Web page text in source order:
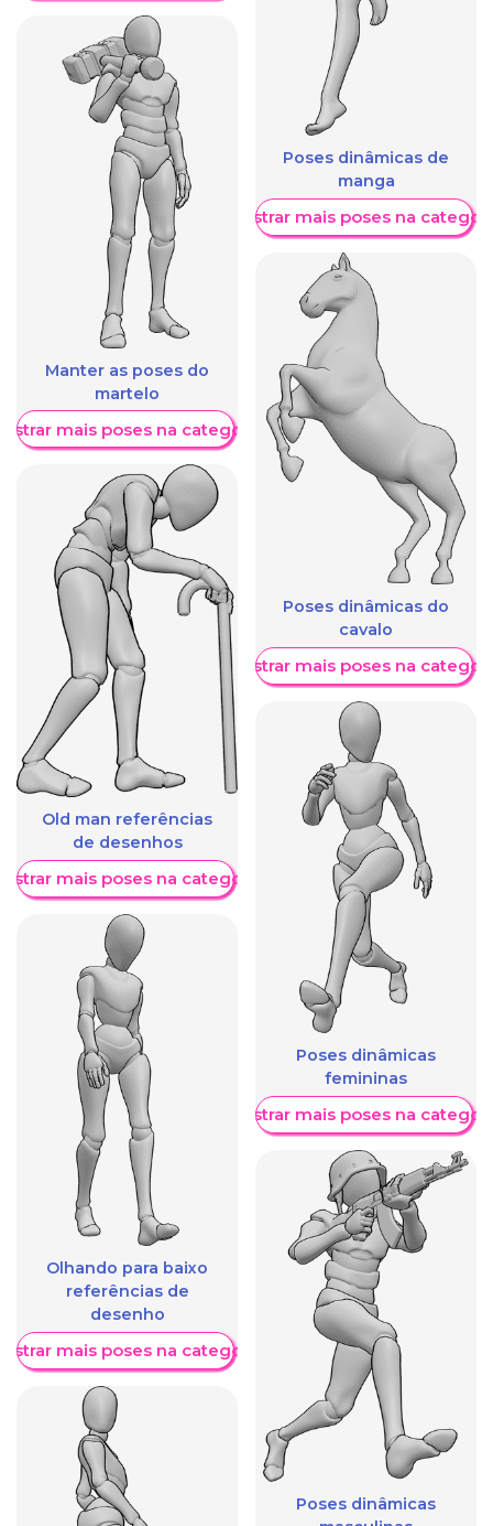
Manter as poses do
martelo
mais poses na categoria
Old man referências
de desenhos
mais poses na categoria
Olhando para baixo
referências de
desenho
mais poses na categoria
Poses dinâmicas de
manga
Mostrar mais poses na
Poses dinâmicas do
cavalo
Mostrar mais poses na
Poses dinâmicas
femininas
Mostrar mais poses na
Poses dinâmicas